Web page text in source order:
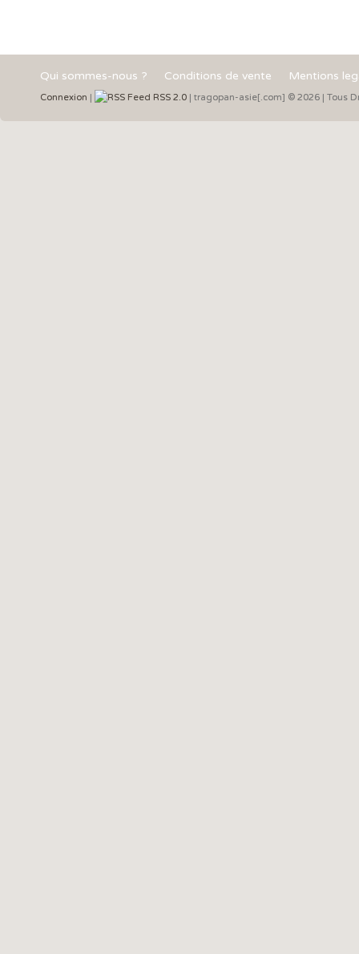
Qui sommes-nous ? Conditions de vente Mentions
Connexion RSS 2.0 | tragopan-asie[.com] © 2026 | Tous